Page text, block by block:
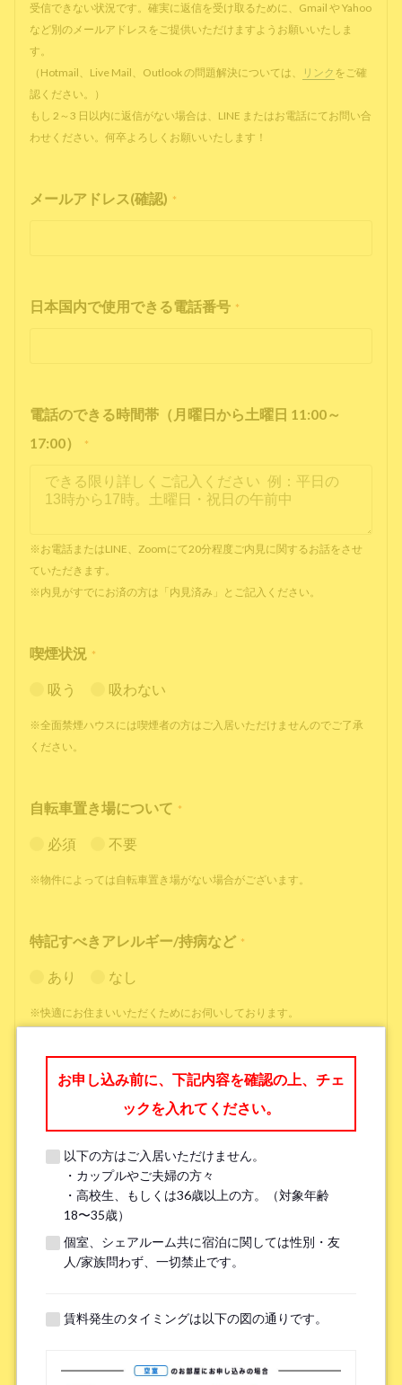
受信できない状況です。確実に返信を受け取るために、Gmail や Yahoo
など別のメールアドレスをご提供いただけますようお願いいたしま
す。
（Hotmail、Live Mail、Outlook の問題解決については、
リンク をご確
認ください。）
もし 2～3 日以内に返信がない場合は、LINE またはお電話にてお問い合
わせください。何卒よろしくお願いいたします！
メールアドレス(確認) *
日本国内で使用できる電話番号 *
電話のできる時間帯（月曜日から土曜日 11:00～
17:00）
*
※お電話またはLINE、Zoomにて20分程度ご内見に関するお話をさせ
ていただきます。
※内見がすでにお済の方は「内見済み」とご記入ください。
喫煙状況 *
吸う 吸わない
※全面禁煙ハウスには喫煙者の方はご入居いただけませんのでご了承
ください。
自転車置き場について *
必須 不要
※物件によっては自転車置き場がない場合がございます。
特記すべきアレルギー/持病など *
あり なし
※快適にお住まいいただくためにお伺いしております。
*
勤務先名、学校名 *
※無職の方は無しとご記入ください
提携機関 ※以下の提携機関に所属されている方はお選び下さい。
お申し込み前に、下記内容を確認の上、チェ
ックを入れてください。
以下の方はご入居いただけません。
・カップルやご夫婦の方々
・高校生、もしくは36歳以上の方。（対象年齢
18〜35歳）
個室、シェアルーム共に宿泊に関しては性別・友
人/家族問わず、一切禁止です。
賃料発生のタイミングは以下の図の通りです。